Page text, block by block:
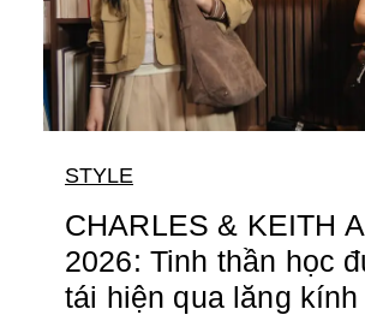
STYLE
CHARLES & KEITH
2026: Tinh thần học
tái hiện qua lăng